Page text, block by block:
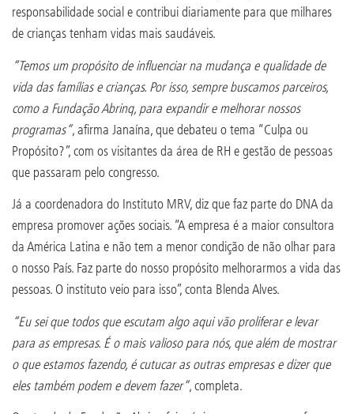
responsabilidade social e contribui diariamente para que milhares
de crianças tenham vidas mais saudáveis.
“Temos um propósito de influenciar na mudança e qualidade de
vida das famílias e crianças. Por isso, sempre buscamos parceiros,
como a Fundação Abrinq, para expandir e melhorar nossos
programas”, afirma Janaína, que debateu o tema “Culpa ou
Propósito?”, com os visitantes da área de RH e gestão de pessoas
que passaram pelo congresso.
Já a coordenadora do Instituto MRV, diz que faz parte do DNA da
empresa promover ações sociais. “A empresa é a maior consultora
da América Latina e não tem a menor condição de não olhar para
o nosso País. Faz parte do nosso propósito melhorarmos a vida das
pessoas. O instituto veio para isso”, conta Blenda Alves.
“Eu sei que todos que escutam algo aqui vão proliferar e levar
para as empresas. É o mais valioso para nós, que além de mostrar
o que estamos fazendo, é cutucar as outras empresas e dizer que
eles também podem e devem fazer”, completa.